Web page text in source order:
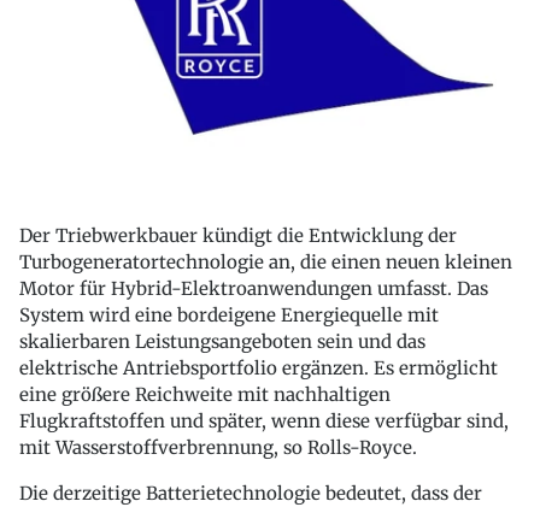
Der Triebwerkbauer kündigt die Entwicklung der
Turbogeneratortechnologie an, die einen neuen kleinen
Motor für Hybrid-Elektroanwendungen umfasst. Das
System wird eine bordeigene Energiequelle mit
skalierbaren Leistungsangeboten sein und das
elektrische Antriebsportfolio ergänzen. Es ermöglicht
eine größere Reichweite mit nachhaltigen
Flugkraftstoffen und später, wenn diese verfügbar sind,
mit Wasserstoffverbrennung, so Rolls-Royce.
Die derzeitige Batterietechnologie bedeutet, dass der